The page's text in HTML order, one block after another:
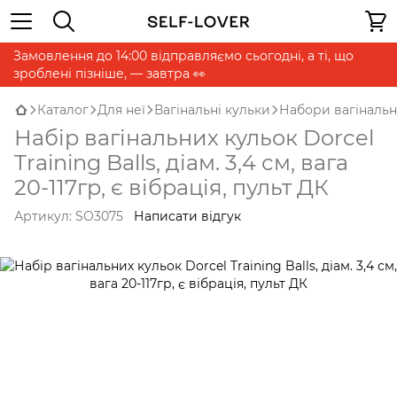
Замовлення до 14:00 відправляємо сьогодні, а ті, що
зроблені пізніше, — завтра 👀
Каталог Для неї Вагінальні кульки Набори
Набір вагінальних кульок Dorcel
Training Balls, діам. 3,4 см, вага
20-117гр, є вібрація, пульт ДК
Артикул: SO3075 Написати відгук